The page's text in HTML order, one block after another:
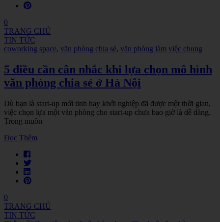
0
TRANG CHỦ
TIN TỨC
coworking space, văn phòng chia sẻ, văn phòng làm việc chung
5 điều cần cân nhắc khi lựa chọn mô hình
văn phòng chia sẻ ở Hà Nội
Dù bạn là start-up mới tinh hay khởi nghiệp đã được một thời gian,
việc chọn lựa một văn phòng cho start-up chưa bao giờ là dễ dàng.
Trong muôn
Đọc Thêm
0
TRANG CHỦ
TIN TỨC